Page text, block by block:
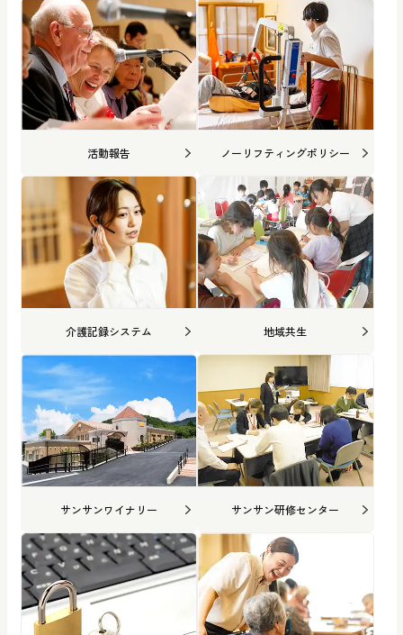
活動報告 ノーリフティングポリシー
介護記録システム 地域共生
サンサンワイナリー サンサン研修センター